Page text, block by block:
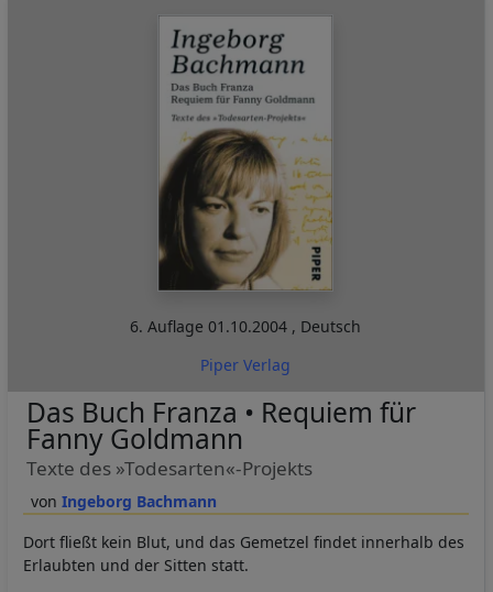
6. Auflage01.10.2004 , Deutsch
Piper Verlag
Ingeborg Bachmann
Das Buch Franza • Requiem für
Fanny Goldmann
Texte des »Todesarten«-Projekts
Dort fließt kein Blut, und das Gemetzel findet innerhalb des
Erlaubten und der Sitten statt.